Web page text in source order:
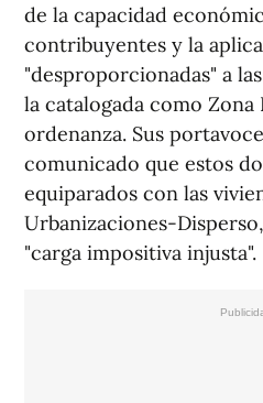
de la capacidad
contribuyentes y la
"desproporcionadas" a
la catalogada como
ordenanza. Sus
comunicado que estos
equiparados con las
Urbanizaciones-
"carga impositiva injusta".